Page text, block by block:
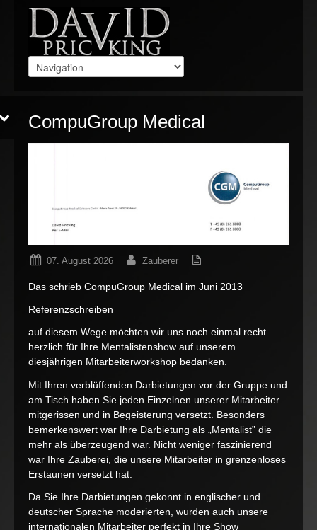
CompuGroup Medical
07. August 2026 Zauberer
Kommentare deaktiviert
Das schrieb CompuGroup Medical im Juni 2013
Referenzschreiben
auf diesem Wege möchten wir uns noch einmal recht
herzlich für Ihre Mentalistenshow auf unserem
diesjährigen Mitarbeiterworkshop bedanken.
Mit Ihren verblüffenden Darbietungen vor der Gruppe und
am Tisch haben Sie jeden Einzelnen unserer Mitarbeiter
mitgerissen und in Begeisterung versetzt. Besonders
bemerkenswert war Ihre Darbietung als „Mentalist” die
mehr als überzeugend war. Nicht weniger faszinierend
war Ihre Zauberei, die unsere Mitarbeiter in grenzenloses
Erstaunen versetzt hat.
Da Sie Ihre Darbietungen gekonnt in englischer und
deutscher Sprache moderierten, wurden auch unsere
internationalen Mitarbeiter perfekt in Ihre Show